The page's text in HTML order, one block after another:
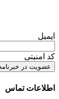
ایمیل
کد امنیتی
اطلاعات تماس